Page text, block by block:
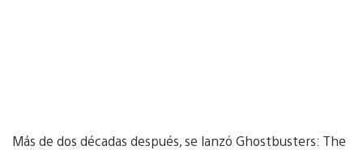
Más de dos décadas después, se lanzó Ghostbusters: The